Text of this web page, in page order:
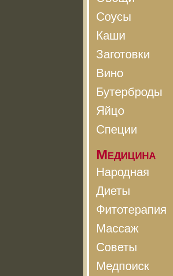
Соусы
Каши
Заготовки
Вино
Бутерброды
Яйцо
Специи
Медицина
Народная
Диеты
Фитотерапия
Массаж
Советы
Медпоиск